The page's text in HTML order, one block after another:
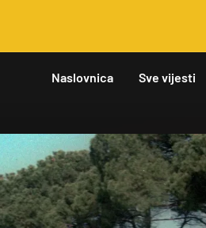
Naslovnica Sve vijesti